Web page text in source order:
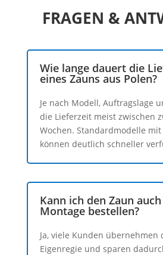
FRAGEN &
Wie lange dauert die
eines Zauns aus Polen?
Je nach Modell, Auftragslage
die Lieferzeit meist zwischen
Wochen. Standardmodelle
können deutlich schneller
Kann ich den Zaun
Montage bestellen?
Ja, viele Kunden übernehmen
Eigenregie und sparen